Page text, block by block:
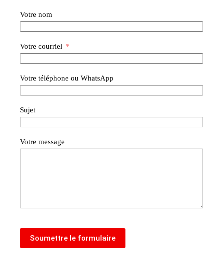
Votre nom
Votre courriel
Votre téléphone ou WhatsApp
Sujet
Votre message
Soumettre le formulaire